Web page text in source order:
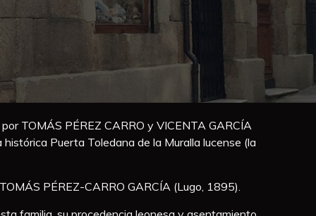
TOMÁS PÉREZ CARRO y VICENTA GARCÍA
Puerta Toledana de la Muralla lucense (la
PÉREZ-CARRO GARCÍA (Lugo, 1895).